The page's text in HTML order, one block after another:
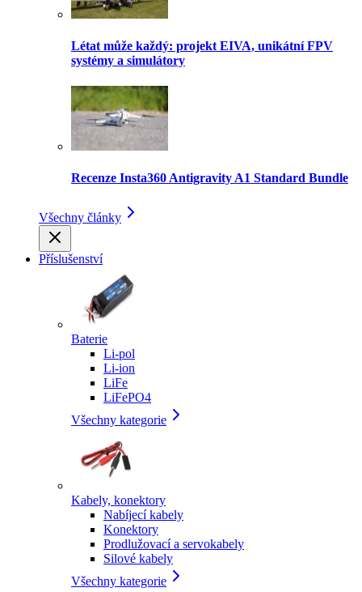
Létat může každý: projekt EIVA, unikátní FPV
systémy a simulátory
Recenze Insta360 Antigravity A1 Standard Bundle
Všechny články
Příslušenství
Baterie
Li-pol
Li-ion
LiFe
LiFePO4
Všechny kategorie
Kabely, konektory
Nabíjecí kabely
Konektory
Prodlužovací a servokabely
Silové kabely
Všechny kategorie